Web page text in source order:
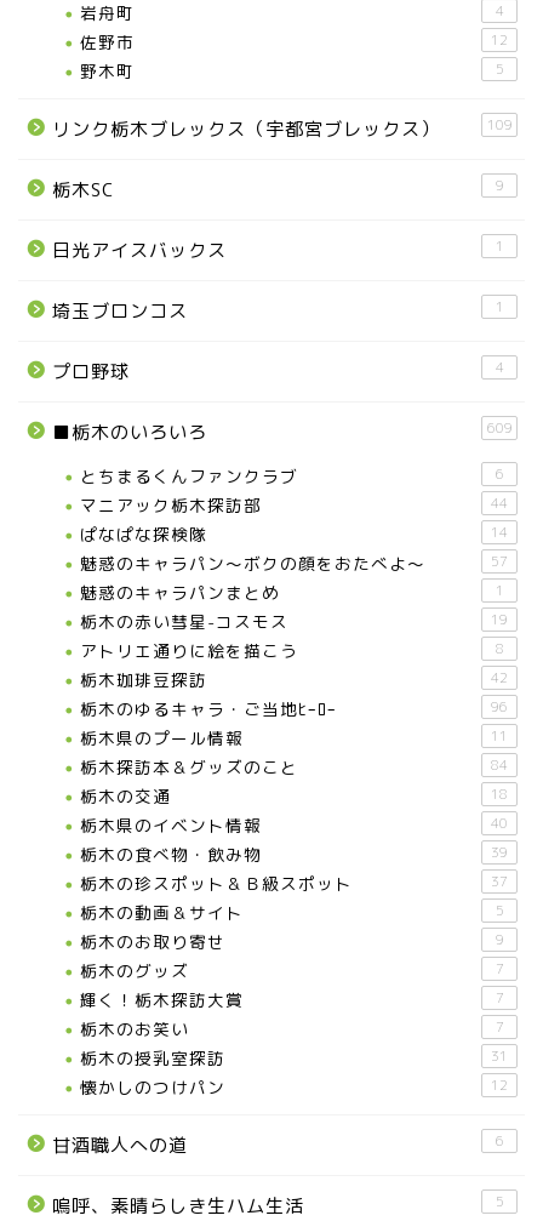
岩舟町 4
佐野市 12
野木町 5
リンク栃木ブレックス（宇都宮ブレックス） 109
栃木SC 9
日光アイスバックス 1
埼玉ブロンコス 1
プロ野球 4
■栃木のいろいろ 609
とちまるくんファンクラブ 6
マニアック栃木探訪部 44
ぱなぱな探検隊 14
魅惑のキャラパン～ボクの顔をおたべよ～ 57
魅惑のキャラパンまとめ 1
栃木の赤い彗星-コスモス 19
アトリエ通りに絵を描こう 8
栃木珈琲豆探訪 42
栃木のゆるキャラ・ご当地ﾋｰﾛｰ 96
栃木県のプール情報 11
栃木探訪本＆グッズのこと 84
栃木の交通 18
栃木県のイベント情報 40
栃木の食べ物・飲み物 39
栃木の珍スポット＆Ｂ級スポット 37
栃木の動画＆サイト 5
栃木のお取り寄せ 9
栃木のグッズ 7
輝く！栃木探訪大賞 7
栃木のお笑い 7
栃木の授乳室探訪 31
懐かしのつけパン 12
甘酒職人への道 6
嗚呼、素晴らしき生ハム生活 5